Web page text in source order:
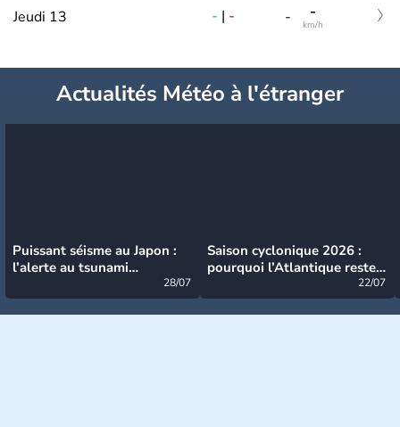
Jeudi 13 - | - - -
km/h
Actualités Météo à l'étranger
Puissant séisme au Japon :
l’alerte au tsunami
28/07
Saison cyclonique 2026 :
pourquoi l’Atlantique reste
22/07